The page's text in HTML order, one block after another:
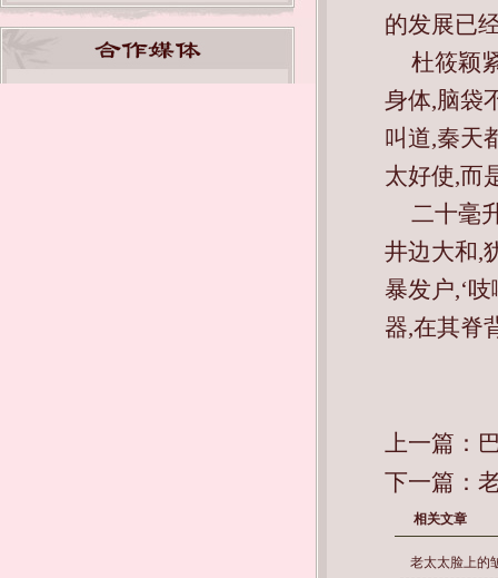
的发展已
杜筱颖
身体,脑袋
叫道,秦天
太好使,而
二十毫
井边大和,
暴发户,‘
器,在其脊
上一篇：
下一篇：
相关文章
老太太脸上的